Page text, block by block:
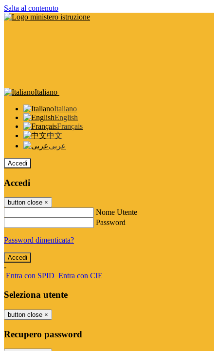
Salta al contenuto
Italiano
Italiano
English
Français
中文
عربى
Accedi
Accedi
button close ×
Nome Utente
Password
Password dimenticata?
-
Entra con SPID Entra con CIE
Seleziona utente
button close ×
Recupero password